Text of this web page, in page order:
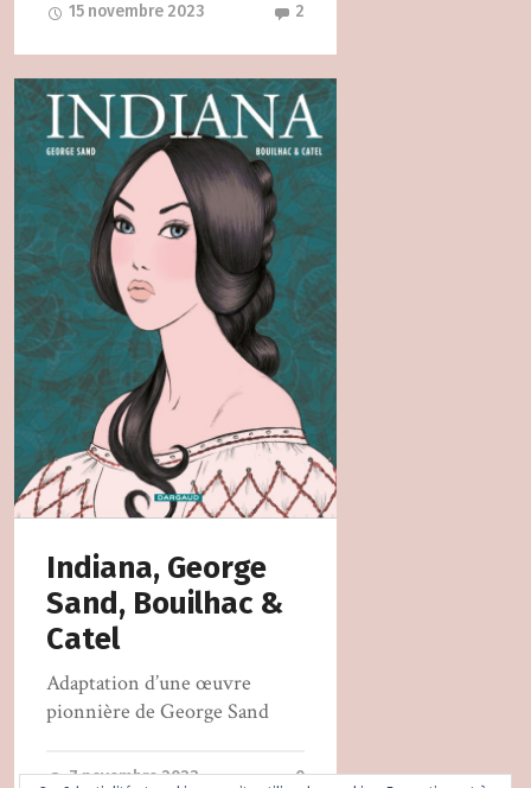
15 novembre 2023 2
Indiana, George
Sand, Bouilhac &
Catel
Adaptation d’une œuvre
pionnière de George Sand
7 novembre 2023 0